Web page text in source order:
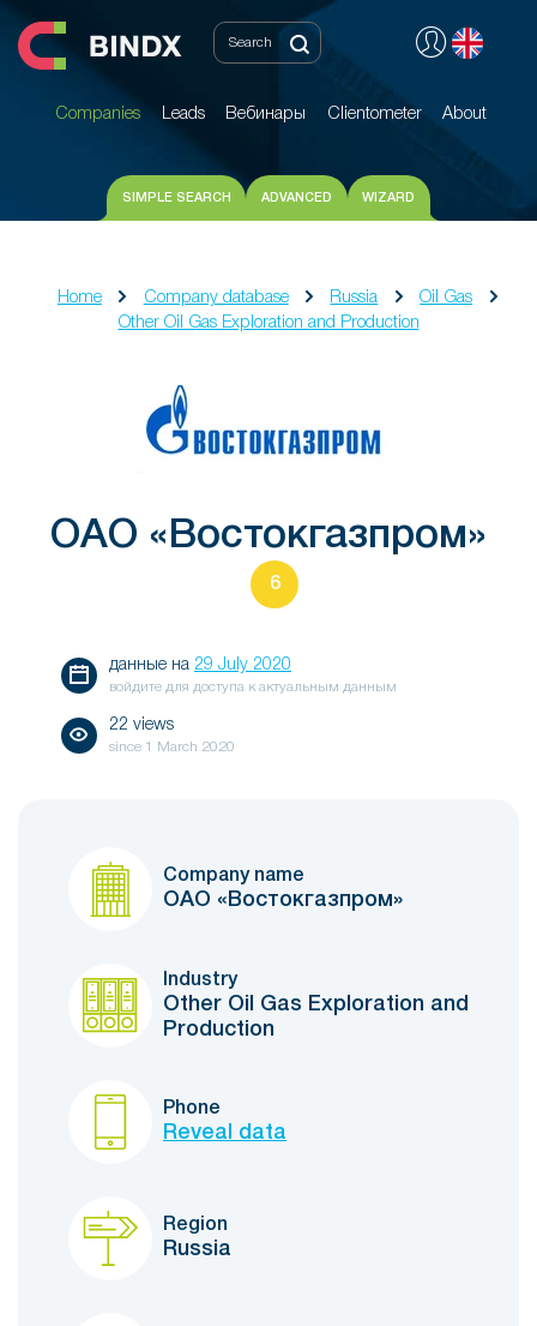
Companies Leads Вебинары Clientometer About
Companies Leads Вебинары Clientometer About
SIMPLE SEARCH ADVANCED WIZARD
Home Company database Russia
Oil Gas
Other Oil Gas Exploration and Production
ОАО «Востокгазпром»
6
данные на 29 July 2020
войдите для доступа к актуальным данным
22 views
since 1 March 2020
Company name
ОАО «Востокгазпром»
Industry
Other Oil Gas Exploration and
Production
Phone
Reveal data
Region
Russia